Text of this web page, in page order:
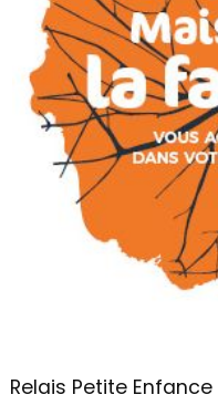
Relais Petite Enfance